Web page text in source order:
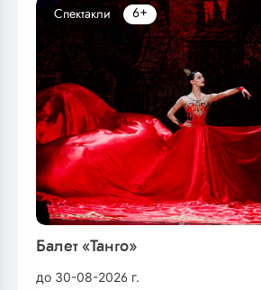
Балет «Танго»
до 30-08-2026 г.
Спектакли 6+